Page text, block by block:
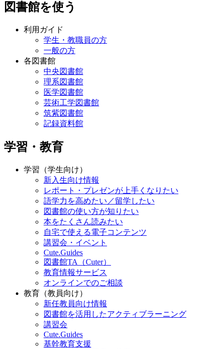
図書館を使う
利用ガイド
学生・教職員の方
一般の方
各図書館
中央図書館
理系図書館
医学図書館
芸術工学図書館
筑紫図書館
記録資料館
学習・教育
学習（学生向け）
新入生向け情報
レポート・プレゼンが上手くなりたい
語学力を高めたい／留学したい
図書館の使い方が知りたい
本をたくさん読みたい
自宅で使える電子コンテンツ
講習会・イベント
Cute.Guides
図書館TA（Cuter）
教育情報サービス
オンラインでのご相談
教育（教員向け）
新任教員向け情報
図書館を活用したアクティブラーニング
講習会
Cute.Guides
基幹教育支援